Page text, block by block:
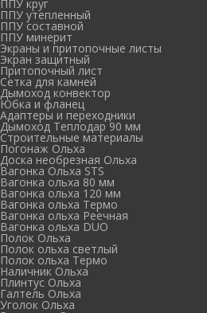
ППУ круг
ППУ утепленный
ППУ составной
ППУ минерит
Экраны и притопочные листы
Экран защитный
Притопочный лист
Сетка для камней
Дымоход конвектор
Юбка и фланец
Адаптеры и переходники
Дымоход Теплодар 90 мм
Cтроительные материалы
Погонаж Ольха
Доска необрезная Ольха
Вагонка Ольха STS
Вагонка ольха 80 мм
Вагонка ольха 120 мм
Вагонка ольха Термо
Вагонка ольха Реечная
Вагонка ольха DUO
Полок Ольха
Полок ольха светлый
Полок ольха Термо
Наличник Ольха
Плинтус Ольха
Галтель Ольха
Уголок Ольха